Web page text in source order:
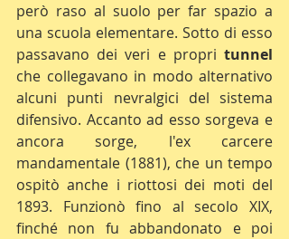
però raso al suolo per far spazio a
una scuola elementare. Sotto di esso
passavano dei veri e propri
che collegavano in modo alternativo
alcuni punti nevralgici del sistema
difensivo. Accanto ad esso sorgeva e
ancora sorge, l'ex carcere
mandamentale (1881), che un tempo
ospitò anche i riottosi dei moti del
1893. Funzionò fino al secolo XIX,
finché non fu abbandonato e poi